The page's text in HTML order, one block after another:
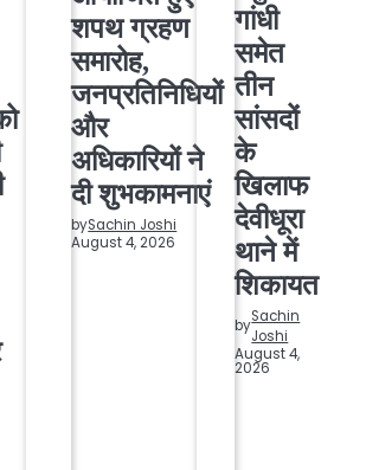
शपथ ग्रहण
समारोह,
जनप्रतिनिधियों
और
अधिकारियों ने
दी शुभकामनाएं
bySachin Joshi
August 4, 2026
गांधी
समेत
तीन
सांसदों
के
खिलाफ
देवीधूरा
थाने में
शिकायत
by
Sachin
Joshi
August 4,
2026